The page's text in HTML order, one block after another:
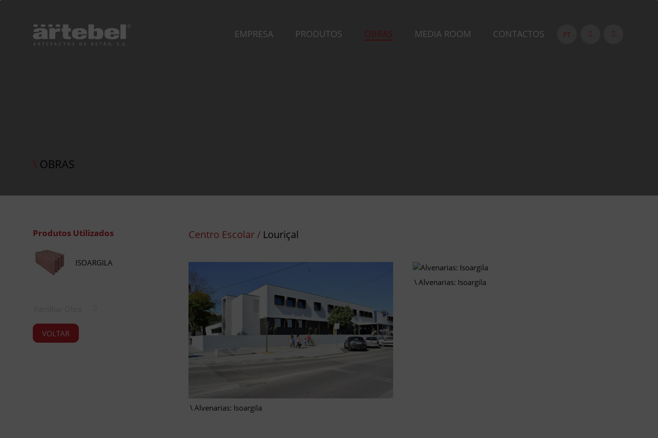
EMPRESA PRODUTOS OBRAS MEDIA ROOM CONTACTOS PT
\ OBRAS
Produtos Utilizados
ISOARGILA
VOLTAR
Centro Escolar /Louriçal
Alvenarias: Isoargila
Alvenarias: Isoargila